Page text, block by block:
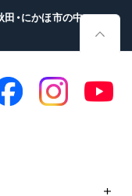
秋田・にかほ市の中学校に図書贈呈